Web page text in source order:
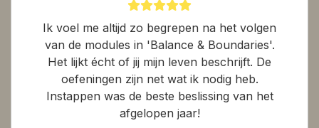
Ik voel me altijd zo begrepen na het volgen
van de modules in 'Balance & Boundaries'.
Het lijkt écht of jij mijn leven beschrijft. De
oefeningen zijn net wat ik nodig heb.
Instappen was de beste beslissing van het
afgelopen jaar!